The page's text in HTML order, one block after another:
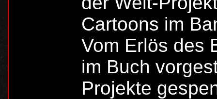
Cartoons im
Vom Erlös des
im Buch
Projekte